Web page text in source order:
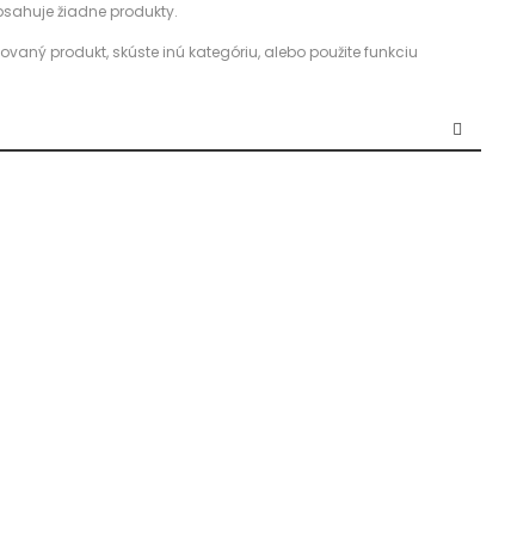
žiadne produkty.
produkt, skúste inú kategóriu, alebo použite funkciu